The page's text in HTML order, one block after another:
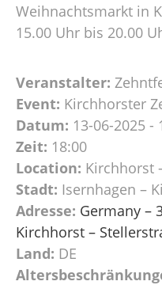
Weihnachtsmarkt in
15.00 Uhr bis 20.00
Veranstalter:
Event: Kirchhorster
Datum: 13-06-2025 -
Zeit: 18:00
Location: Kirchhorst
Stadt: Isernhagen –
Adresse: Germany –
Kirchhorst –
Land: DE